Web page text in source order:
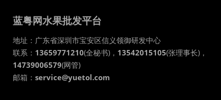
蓝粤网水果批发平台
地址： 广东省深圳市宝安区信义领御研发中心
联系： 13659771210(全秘书)， 13542015105(张理事长)，
14739006579(网管)
邮箱：service@yuetol.com